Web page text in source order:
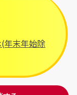
(年末年始除